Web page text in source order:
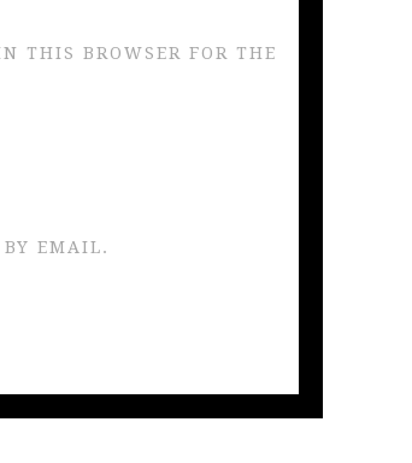
THIS BROWSER FOR THE
EMAIL.